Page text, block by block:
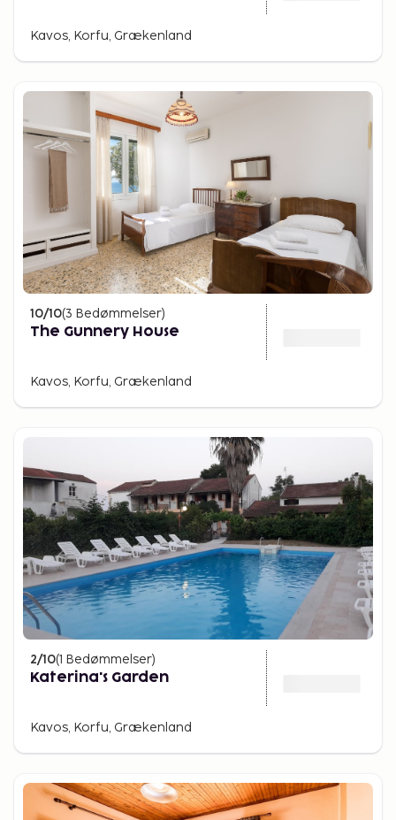
Kavos, Korfu, Grækenland
10/10(3 Bedømmelser)
The Gunnery House
Kavos, Korfu, Grækenland
2/10(1 Bedømmelser)
Katerina's Garden
Kavos, Korfu, Grækenland